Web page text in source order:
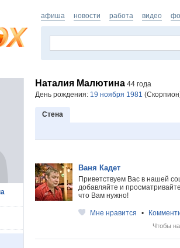
афиша новости работа видео
Наталия Малютина 44 года
День рождения: 19 ноября 1981
Стена
Ваня Кадет
Приветствуем Вас в нашей
добавляйте и
что Вам нужно!
Мне нравится •
Чтобы